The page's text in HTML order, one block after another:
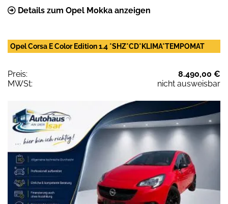
Details zum Opel Mokka anzeigen
Opel Corsa E Color Edition 1.4 *SHZ*CD*KLIMA*TEMPOMAT
Preis:
8.490,00 €
MWSt:
nicht ausweisbar